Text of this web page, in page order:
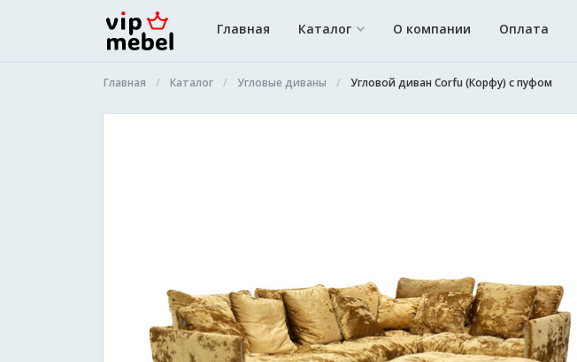
Главная Каталог О компании Оплата
Главная Каталог Угловые диваны Угловой диван Corfu (Корфу) с пуфом